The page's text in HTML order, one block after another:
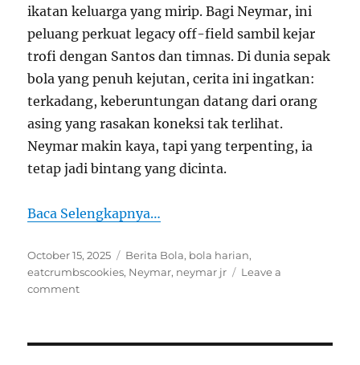
ikatan keluarga yang mirip. Bagi Neymar, ini
peluang perkuat legacy off-field sambil kejar
trofi dengan Santos dan timnas. Di dunia sepak
bola yang penuh kejutan, cerita ini ingatkan:
terkadang, keberuntungan datang dari orang
asing yang rasakan koneksi tak terlihat.
Neymar makin kaya, tapi yang terpenting, ia
tetap jadi bintang yang dicinta.
Baca Selengkapnya…
Posted
on
October 15, 2025 Tags
Berita Bola, bola harian,
eatcrumbscookies, Neymar, neymar jr
Leave a
commenton